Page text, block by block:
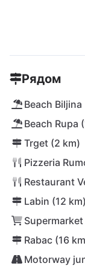
Рядом
Beach Biljina
Beach Rupa
Trget (2 km)
Pizzeria
Restaurant
Labin (12 km)
Supermarket
Rabac (16
Motorway